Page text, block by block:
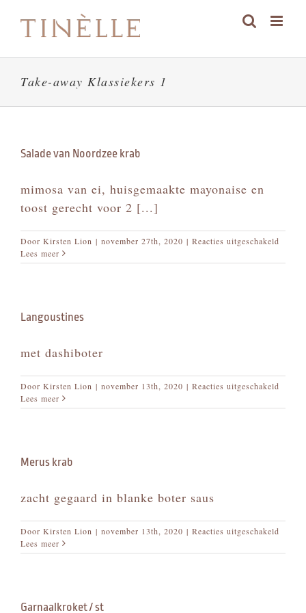
Take-away Klassiekers 1
Salade van Noordzee krab
mimosa van ei, huisgemaakte mayonaise en
toost gerecht voor 2 [...]
Door Kirsten Lion | november 27th, 2020 | Reacties uitgeschakeld
van
Lees meer
Langoustines
met dashiboter
Door Kirsten Lion | november 13th, 2020 | Reacties uitgeschakeld
Lees meer
Merus krab
zacht gegaard in blanke boter saus
Door Kirsten Lion | november 13th, 2020 | Reacties uitgeschakeld
krab
Lees meer
Garnaalkroket / st